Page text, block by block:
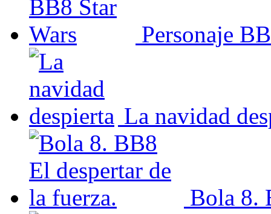
Personaje
La navidad
Bola 8.